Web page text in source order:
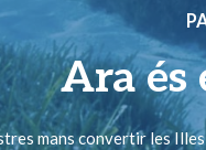
Ara és
mans convertir les